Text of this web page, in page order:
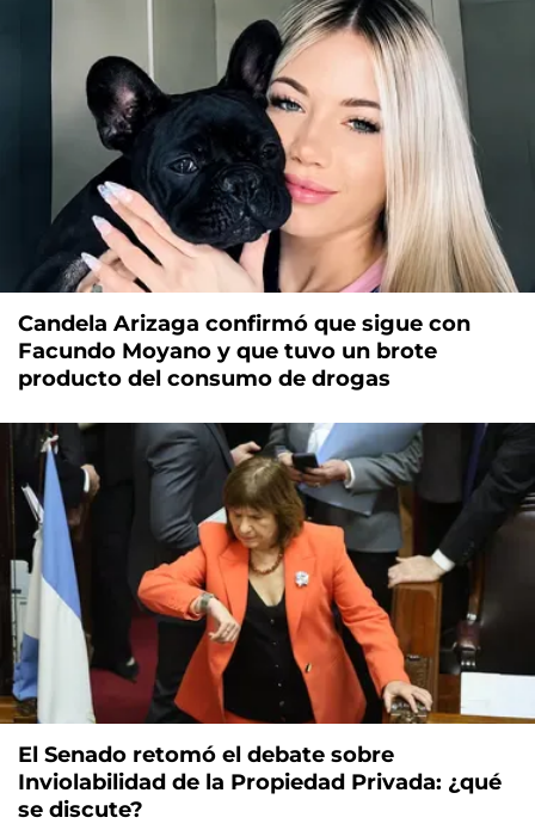
Candela Arizaga confirmó que sigue con
Facundo Moyano y que tuvo un brote
producto del consumo de drogas
El Senado retomó el debate sobre
Inviolabilidad de la Propiedad Privada: ¿qué
se discute?